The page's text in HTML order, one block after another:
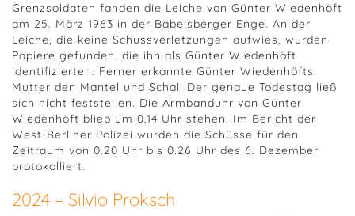
Grenzsoldaten fanden die Leiche von Günter Wiedenhöft
am 25. März 1963 in der Babelsberger Enge. An der
Leiche, die keine Schussverletzungen aufwies, wurden
Papiere gefunden, die ihn als Günter Wiedenhöft
identifizierten. Ferner erkannte Günter Wiedenhöfts
Mutter den Mantel und Schal. Der genaue Todestag ließ
sich nicht feststellen. Die Armbanduhr von Günter
Wiedenhöft blieb um 0.14 Uhr stehen. Im Bericht der
West-Berliner Polizei wurden die Schüsse für den
Zeitraum von 0.20 Uhr bis 0.26 Uhr des 6. Dezember
protokolliert.
2024 – Silvio Proksch